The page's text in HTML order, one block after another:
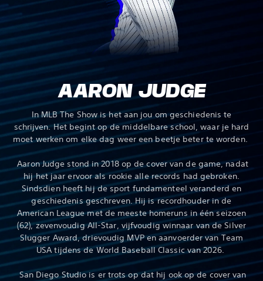
AARON JUDGE
In MLB The Show is het aan jou om geschiedenis te
schrijven. Het begint op de middelbare school, waar je hard
moet werken om elke dag weer een beetje beter te worden.
‎ Aaron Judge stond in 2018 op de cover van de game, nadat
hij het jaar ervoor als rookie alle records had gebroken.
Sindsdien heeft hij de sport fundamenteel veranderd en
geschiedenis geschreven. Hij is recordhouder in de
American League met de meeste homeruns in één seizoen
(62), zevenvoudig All-Star, vijfvoudig winnaar van de Silver
Slugger Award, drievoudig MVP en aanvoerder van Team
USA tijdens de World Baseball Classic van 2026.
‎ ‏
‎ San Diego Studio is er trots op dat hij ook op de cover van